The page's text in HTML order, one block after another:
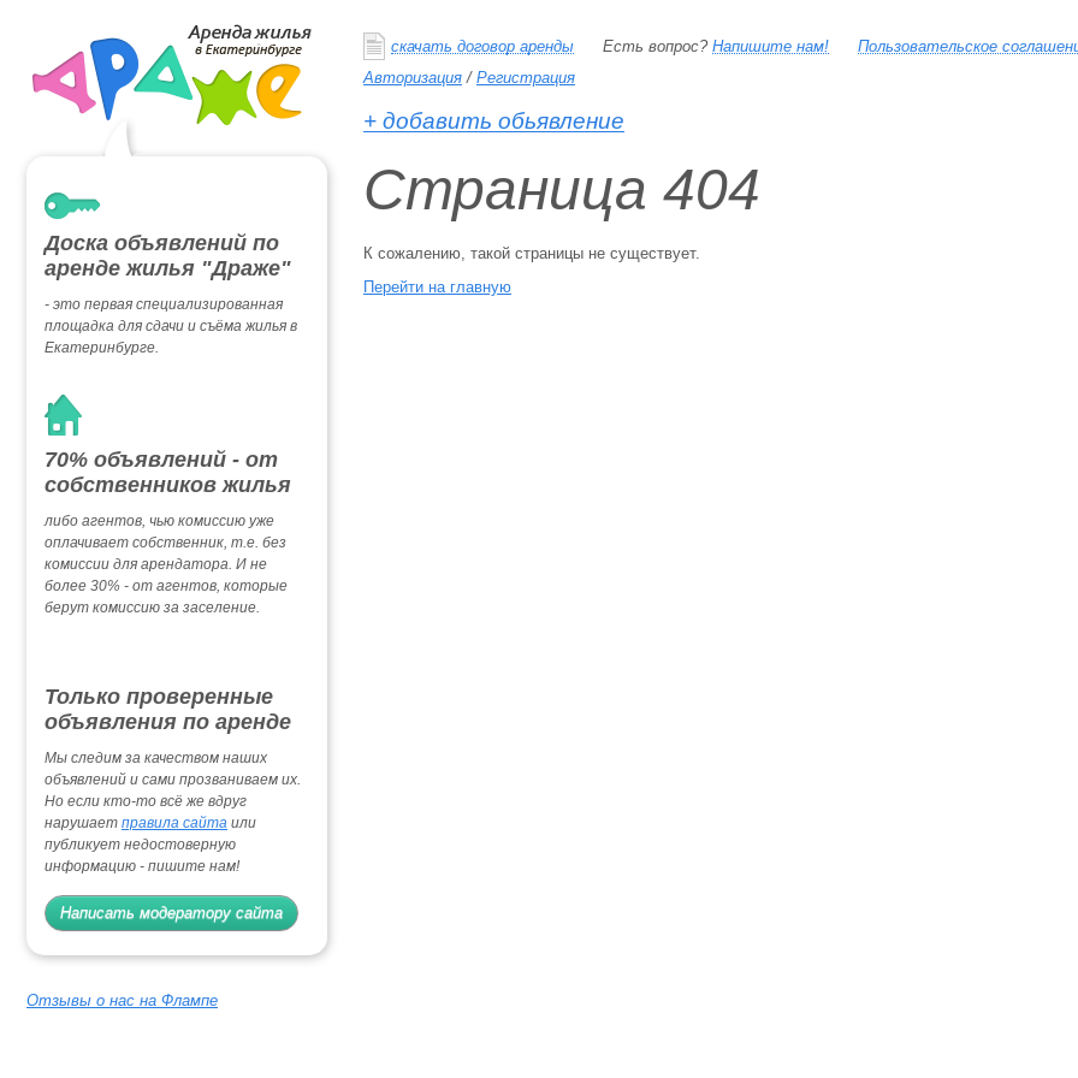
скачать договор аренды Есть вопрос? Напишите нам!
Пользовательское
Авторизация / Регистрация
+ добавить обьявление
Страница 404
К сожалению, такой страницы не существует.
Перейти на главную
Доска объявлений по
аренде жилья "Драже"
- это первая специализированная
площадка для сдачи и съёма жилья в
Екатеринбурге.
70% объявлений - от
собственников жилья
либо агентов, чью комиссию уже
оплачивает собственник, т.е. без
комиссии для арендатора. И не
более 30% - от агентов, которые
берут комиссию за заселение.
Только проверенные
объявления по аренде
Мы следим за качеством наших
объявлений и сами прозваниваем их.
Но если кто-то всё же вдруг
нарушает правила сайта или
публикует недостоверную
информацию - пишите нам!
Написать модератору сайта
Отзывы о нас на Флампе